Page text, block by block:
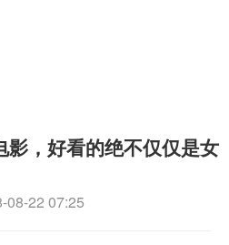
影，好看的绝不仅仅是女
08-22 07:25